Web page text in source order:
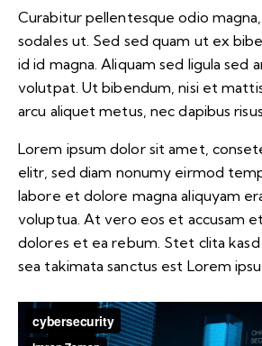
Curabitur pellentesque odio magna,
sodales ut. Sed sed quam ut ex
id id magna. Aliquam sed ligula sed
volutpat. Ut bibendum, nisi et
arcu aliquet metus, nec dapibus
Lorem ipsum dolor sit amet,
elitr, sed diam nonumy eirmod
labore et dolore magna aliquyam
voluptua. At vero eos et accusam
dolores et ea rebum. Stet clita
sea takimata sanctus est Lorem